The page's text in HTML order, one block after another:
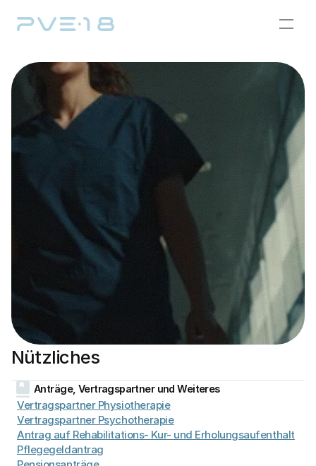
Nützliches
Anträge, Vertragspartner und Weiteres
Vertragspartner Physiotherapie
Vertragspartner Psychotherapie
Antrag auf Rehabilitations- Kur- und Erholungsaufenthalt
Pflegegeldantrag
Leistungsspektrum
Privatleistungen
Team
Ordination
Nützliches
Kontakt
Aktuelles & Medien
Karriere
Termin vereinbaren